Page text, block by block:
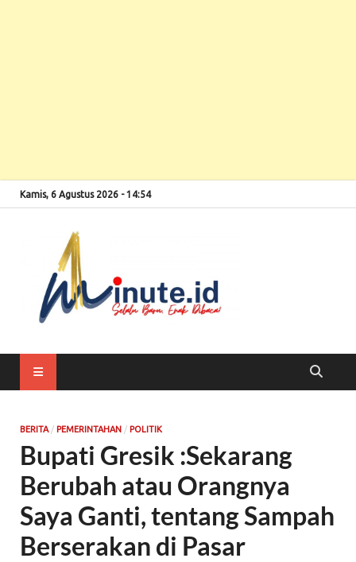
Kamis, 6 Agustus 2026 - 14:54
BERITA/ PEMERINTAHAN / POLITIK
Bupati Gresik :Sekarang
Berubah atau Orangnya
Saya Ganti, tentang Sampah
Berserakan di Pasar